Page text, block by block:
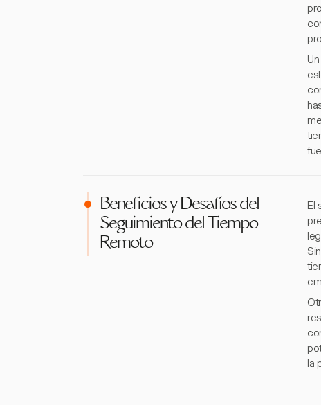
Beneficios y Desafíos del
Seguimiento del Tiempo
Remoto
El
la